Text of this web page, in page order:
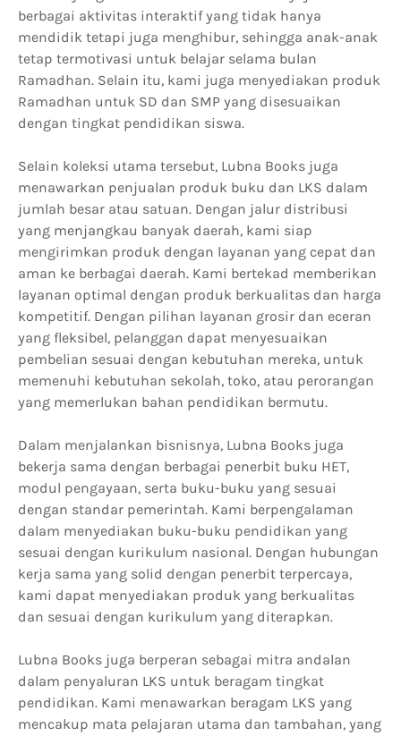
berbagai aktivitas interaktif yang tidak hanya
mendidik tetapi juga menghibur, sehingga anak-anak
tetap termotivasi untuk belajar selama bulan
Ramadhan. Selain itu, kami juga menyediakan produk
Ramadhan untuk SD dan SMP yang disesuaikan
dengan tingkat pendidikan siswa.
Selain koleksi utama tersebut, Lubna Books juga
menawarkan penjualan produk buku dan LKS dalam
jumlah besar atau satuan. Dengan jalur distribusi
yang menjangkau banyak daerah, kami siap
mengirimkan produk dengan layanan yang cepat dan
aman ke berbagai daerah. Kami bertekad memberikan
layanan optimal dengan produk berkualitas dan harga
kompetitif. Dengan pilihan layanan grosir dan eceran
yang fleksibel, pelanggan dapat menyesuaikan
pembelian sesuai dengan kebutuhan mereka, untuk
memenuhi kebutuhan sekolah, toko, atau perorangan
yang memerlukan bahan pendidikan bermutu.
Dalam menjalankan bisnisnya, Lubna Books juga
bekerja sama dengan berbagai penerbit buku HET,
modul pengayaan, serta buku-buku yang sesuai
dengan standar pemerintah. Kami berpengalaman
dalam menyediakan buku-buku pendidikan yang
sesuai dengan kurikulum nasional. Dengan hubungan
kerja sama yang solid dengan penerbit terpercaya,
kami dapat menyediakan produk yang berkualitas
dan sesuai dengan kurikulum yang diterapkan.
Lubna Books juga berperan sebagai mitra andalan
dalam penyaluran LKS untuk beragam tingkat
pendidikan. Kami menawarkan beragam LKS yang
mencakup mata pelajaran utama dan tambahan, yang